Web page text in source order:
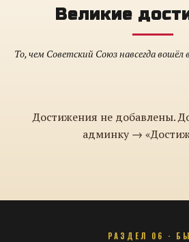
Великие
То, чем Советский Союз навсегда вошёл
Достижения не добавлены.
админку →
РАЗДЕЛ 06 ·